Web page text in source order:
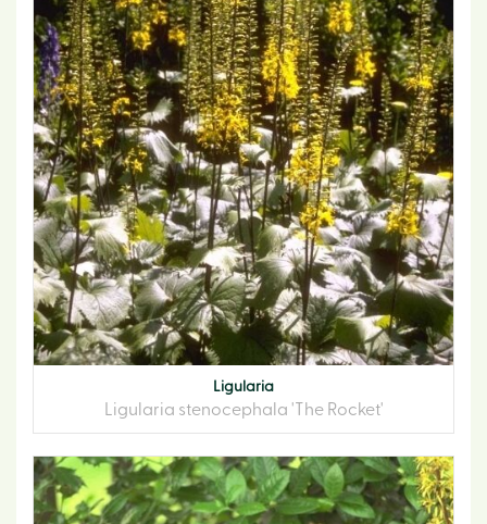
Ligularia
Ligularia stenocephala 'The Rocket'